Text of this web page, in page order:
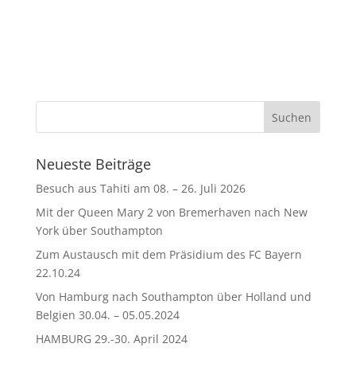
Neueste Beiträge
Besuch aus Tahiti am 08. – 26. Juli 2026
Mit der Queen Mary 2 von Bremerhaven nach New
York über Southampton
Zum Austausch mit dem Präsidium des FC Bayern
22.10.24
Von Hamburg nach Southampton über Holland und
Belgien 30.04. – 05.05.2024
HAMBURG 29.-30. April 2024